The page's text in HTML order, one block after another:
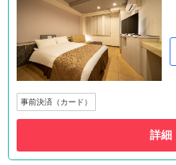
事前決済（カード）
詳細